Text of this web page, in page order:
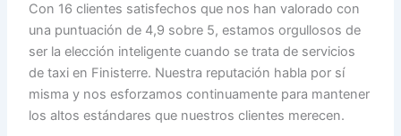
Con 16 clientes satisfechos que nos han valorado con
una puntuación de 4,9 sobre 5, estamos orgullosos de
ser la elección inteligente cuando se trata de servicios
de taxi en Finisterre. Nuestra reputación habla por sí
misma y nos esforzamos continuamente para mantener
los altos estándares que nuestros clientes merecen.